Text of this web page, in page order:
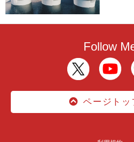
Follow
ページトッ